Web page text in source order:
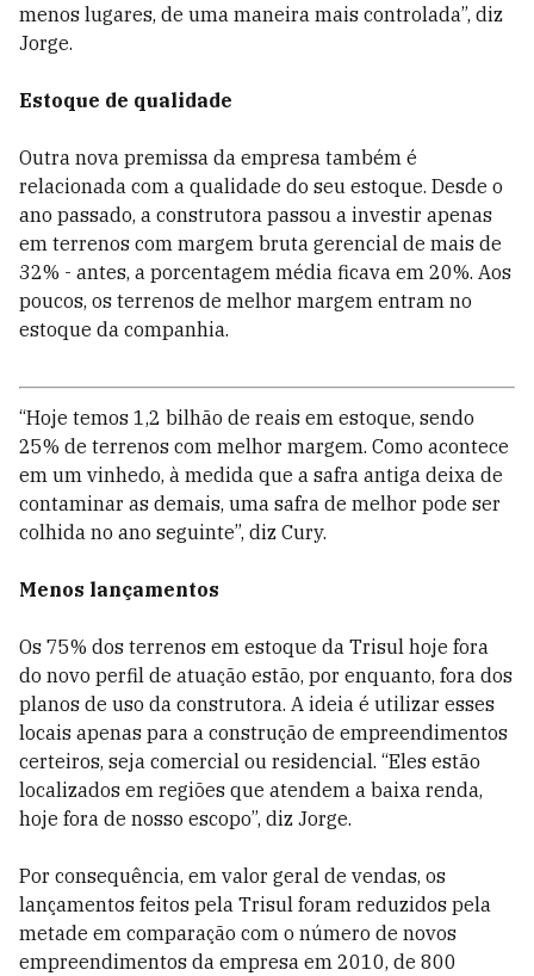
menos lugares, de uma maneira mais controlada”, diz
Jorge.
Estoque de qualidade
Outra nova premissa da empresa também é
relacionada com a qualidade do seu estoque. Desde o
ano passado, a construtora passou a investir apenas
em terrenos com margem bruta gerencial de mais de
32% - antes, a porcentagem média ficava em 20%. Aos
poucos, os terrenos de melhor margem entram no
estoque da companhia.
“Hoje temos 1,2 bilhão de reais em estoque, sendo
25% de terrenos com melhor margem. Como acontece
em um vinhedo, à medida que a safra antiga deixa de
contaminar as demais, uma safra de melhor pode ser
colhida no ano seguinte”, diz Cury.
Menos lançamentos
Os 75% dos terrenos em estoque da Trisul hoje fora
do novo perfil de atuação estão, por enquanto, fora dos
planos de uso da construtora. A ideia é utilizar esses
locais apenas para a construção de empreendimentos
certeiros, seja comercial ou residencial. “Eles estão
localizados em regiões que atendem a baixa renda,
hoje fora de nosso escopo”, diz Jorge.
Por consequência, em valor geral de vendas, os
lançamentos feitos pela Trisul foram reduzidos pela
metade em comparação com o número de novos
empreendimentos da empresa em 2010, de 800